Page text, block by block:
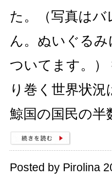
た。（写真はバ
ん。ぬいぐる
ついてます。）
り巻く世界状
鯨国の国民の
Posted by Pirolina